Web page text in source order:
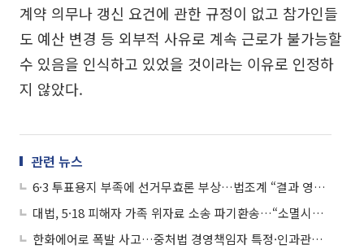
계약 의무나 갱신 요건에 관한 규정이 없고 참가인들
도 예산 변경 등 외부적 사유로 계속 근로가 불가능할
수 있음을 인식하고 있었을 것이라는 이유로 인정하
지 않았다.
관련 뉴스
6·3 투표용지 부족에 선거무효론 부상…법조계 “결과 영향 입증이 관건”
대법, 5·18 피해자 가족 위자료 소송 파기환송…“소멸시효 완성 안 돼”
한화에어로 폭발 사고…중처법 경영책임자 특정·인과관계 쟁점